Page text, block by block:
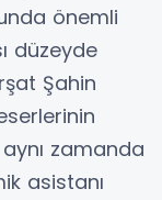
önemli
düzeyde
Şahin
zamanda
asistanı